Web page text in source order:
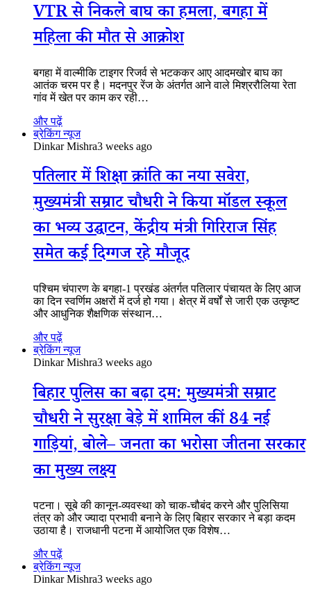
VTR से निकले बाघ का हमला, बगहा में
महिला की मौत से आक्रोश
बगहा में वाल्मीकि टाइगर रिजर्व से भटककर आए आदमखोर बाघ का
आतंक चरम पर है। मदनपुर रेंज के अंतर्गत आने वाले मिश्ररौलिया रेता
गांव में खेत पर काम कर रही…
और पढ़ें
ब्रेकिंग न्यूज
Dinkar Mishra3 weeks ago
पतिलार में शिक्षा क्रांति का नया सवेरा,
मुख्यमंत्री सम्राट चौधरी ने किया मॉडल स्कूल
का भव्य उद्घाटन, केंद्रीय मंत्री गिरिराज सिंह
समेत कई दिग्गज रहे मौजूद
पश्चिम चंपारण के बगहा-1 प्रखंड अंतर्गत पतिलार पंचायत के लिए आज
का दिन स्वर्णिम अक्षरों में दर्ज हो गया। क्षेत्र में वर्षों से जारी एक उत्कृष्ट
और आधुनिक शैक्षणिक संस्थान…
और पढ़ें
ब्रेकिंग न्यूज
Dinkar Mishra3 weeks ago
बिहार पुलिस का बढ़ा दम: मुख्यमंत्री सम्राट
चौधरी ने सुरक्षा बेड़े में शामिल कीं 84 नई
गाड़ियां, बोले– जनता का भरोसा जीतना सरकार
का मुख्य लक्ष्य
पटना। सूबे की कानून-व्यवस्था को चाक-चौबंद करने और पुलिसिया
तंत्र को और ज्यादा प्रभावी बनाने के लिए बिहार सरकार ने बड़ा कदम
उठाया है। राजधानी पटना में आयोजित एक विशेष…
और पढ़ें
ब्रेकिंग न्यूज
Dinkar Mishra3 weeks ago